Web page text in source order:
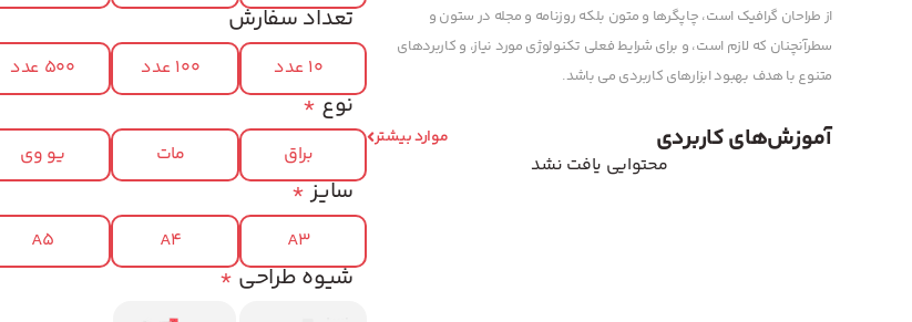
از طراحان گرافیک است، چاپگرها و متون بلکه روزنامه و مجله در ستون و
سطرآنچنان که لازم است، و برای شرایط فعلی تکنولوژی مورد نیاز، و کاربردهای
متنوع با هدف بهبود ابزارهای کاربردی می باشد.
آموزش‌های کاربردی موارد بیشتر
محتوایی یافت نشد
تعداد سفارش
10 عدد 100 عدد 500 عدد
*نوع
براق مات یو وی
*سایز
A3
A4
A5
*شیوه طراحی